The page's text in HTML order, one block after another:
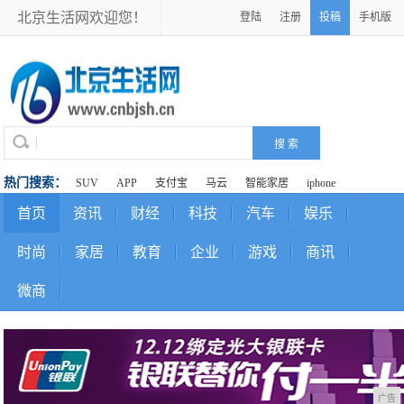
北京生活网欢迎您！ 登陆 注册 投稿 手机版
热门搜索： SUV APP 支付宝 马云 智能家居 iphone
首页 资讯 财经 科技 汽车 娱乐
时尚 家居 教育 企业 游戏 商讯
微商
广告